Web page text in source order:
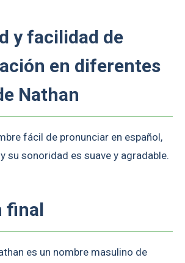
y facilidad de
en diferentes
Nathan
fácil de pronunciar en español,
su sonoridad es suave y agradable.
final
es un nombre masulino de